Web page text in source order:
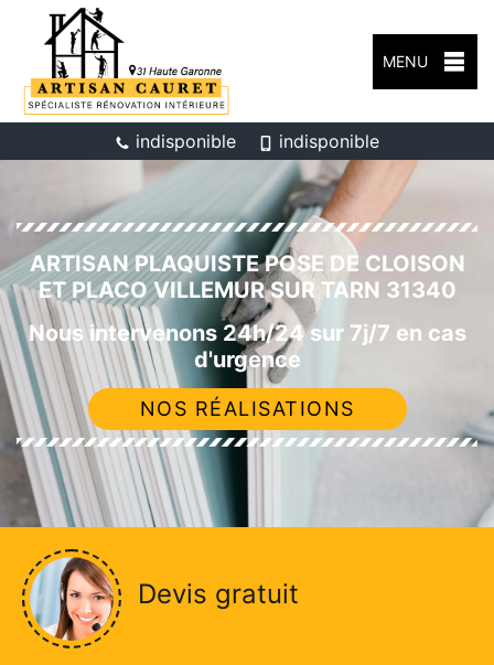
MENU
indisponible indisponible
ARTISAN PLAQUISTE POSE DE CLOISON
ET PLACO VILLEMUR SUR TARN 31340
Nous intervenons 24h/24 sur 7j/7 en cas
d'urgence
NOS RÉALISATIONS
Devis gratuit